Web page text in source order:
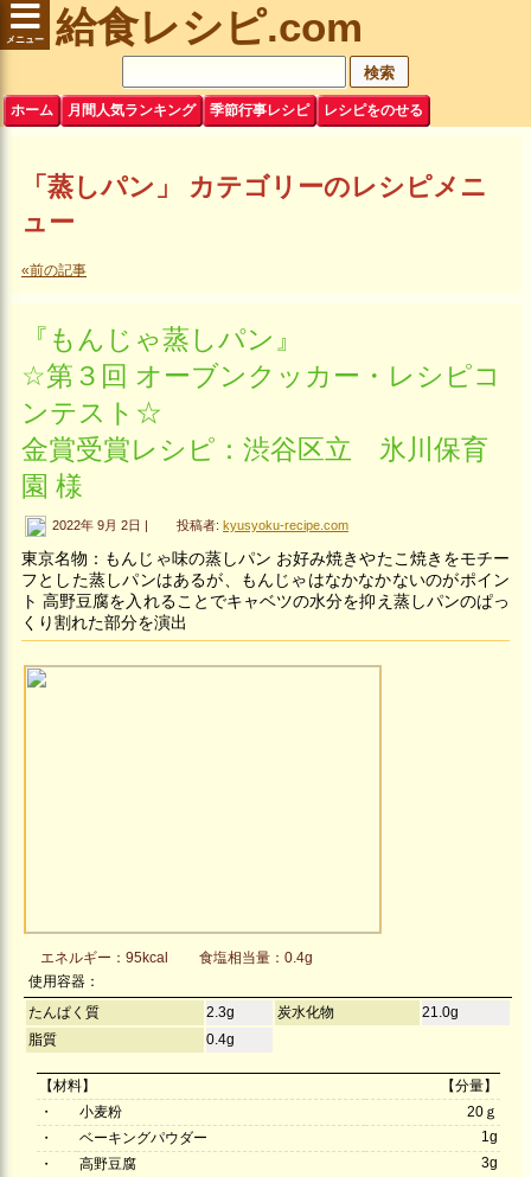
ホーム 月間人気ランキング 季節行事レシピ レシピをのせる
給食レシピ.com
「蒸しパン」 カテゴリーのレシピメニ
ュー
«前の記事
『もんじゃ蒸しパン』
☆第３回 オーブンクッカー・レシピコ
ンテスト☆
金賞受賞レシピ：渋谷区立 氷川保育
園 様
2022年 9月 2日 | 投稿者: kyusyoku-recipe.com
東京名物：もんじゃ味の蒸しパン お好み焼きやたこ焼きをモチー
フとした蒸しパンはあるが、もんじゃはなかなかないのがポイン
ト 高野豆腐を入れることでキャベツの水分を抑え蒸しパンのぱっ
くり割れた部分を演出
エネルギー：95kcal
食塩相当量：0.4g
使用容器：
たんぱく質
2.3g 炭水化物
21.0g
脂質
0.4g
【材料】
【分量】
・
小麦粉
20ｇ
・
ベーキングパウダー
1g
・
高野豆腐
3g